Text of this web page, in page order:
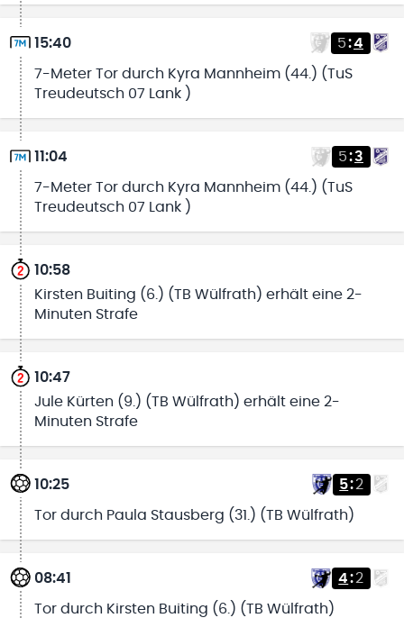
15:40 5:4
7-Meter Tor durch Kyra Mannheim (44.) (TuS
Treudeutsch 07 Lank )
11:04 5:3
7-Meter Tor durch Kyra Mannheim (44.) (TuS
Treudeutsch 07 Lank )
10:58
Kirsten Buiting (6.) (TB Wülfrath) erhält eine 2-
Minuten Strafe
10:47
Jule Kürten (9.) (TB Wülfrath) erhält eine 2-
Minuten Strafe
10:25 5:2
Tor durch Paula Stausberg (31.) (TB Wülfrath)
08:41 4:2
Tor durch Kirsten Buiting (6.) (TB Wülfrath)